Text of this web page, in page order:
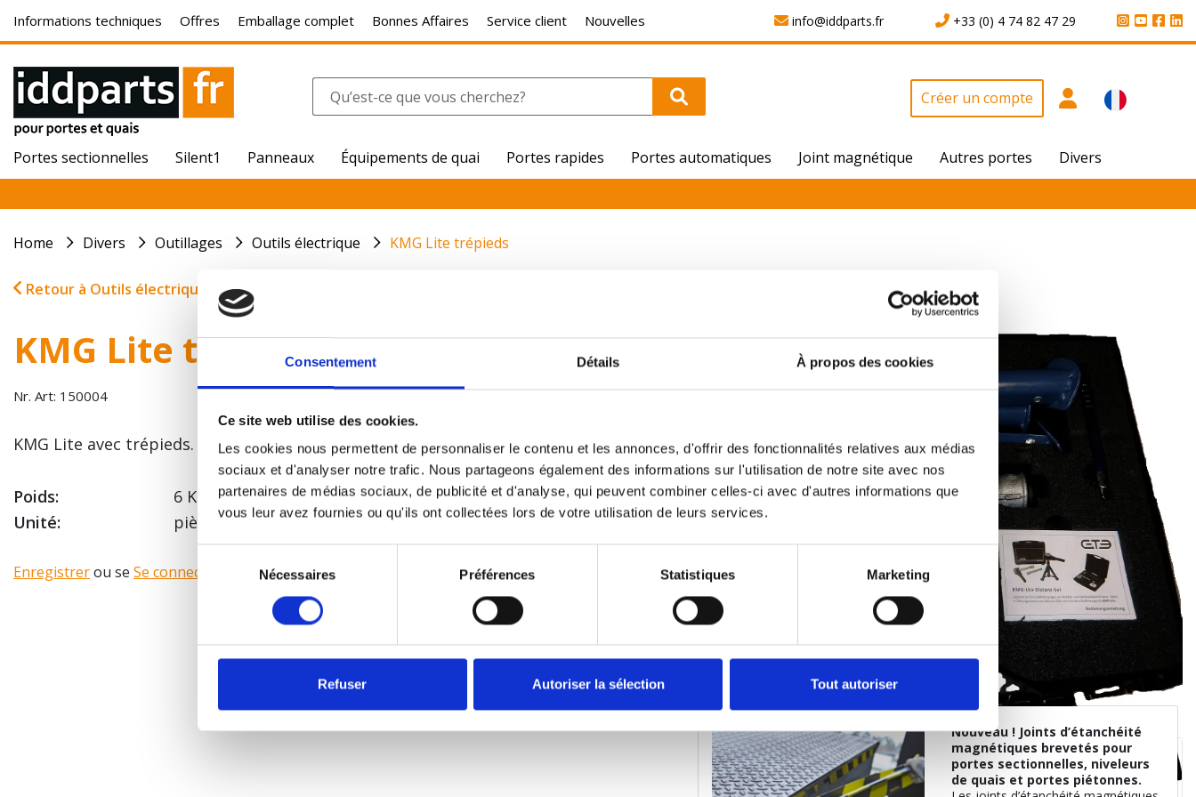
Consentement Détails À propos des cookies
Ce site web utilise des cookies.
Les cookies nous permettent de personnaliser le contenu et les annonces, d'offrir des fonctionnalités relatives aux médias
sociaux et d'analyser notre trafic. Nous partageons également des informations sur l'utilisation de notre site avec nos
partenaires de médias sociaux, de publicité et d'analyse, qui peuvent combiner celles-ci avec d'autres informations que
vous leur avez fournies ou qu'ils ont collectées lors de votre utilisation de leurs services.
du
consentement
Nécessaires Préférences Statistiques Marketing
Refuser Autoriser la sélection Tout autoriser
info@iddparts.fr +33 (0) 4 74 82 47 29
Informations techniques Offres Emballage complet Bonnes Affaires Service client Nouvelles
Créer un compte
Portes sectionnelles Silent1 Panneaux Équipements de quai Portes rapides Portes automatiques Joint magnétique Autres portes Divers
Home Divers Outillages Outils électrique KMG Lite trépieds
Retour à Outils électrique
KMG Lite trépieds
Nr. Art: 150004
KMG Lite avec trépieds.
Poids:
6 Kg
Unité:
pièce
Enregistrerou se Se connecter pour voir votre prix!
Nouveau ! Joints d’étanchéité
magnétiques brevetés pour
portes sectionnelles, niveleurs
de quais et portes piétonnes.